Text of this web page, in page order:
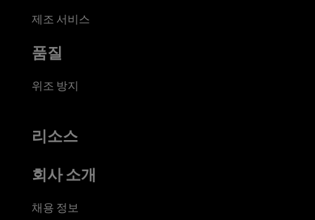
제조 서비스
품질
위조 방지
리소스
회사 소개
채용 정보